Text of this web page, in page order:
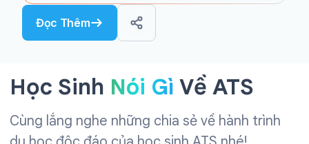
Đọc Thêm
Học Sinh Nói Gì Về ATS
Cùng lắng nghe những chia sẻ về hành trình